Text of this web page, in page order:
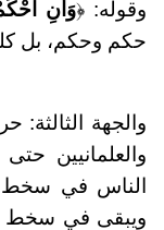
وقوله: ﴿وَأَنِ احْكُمْ
حكم وحكم، بل
والجهة الثالثة:
والعلمانيين
الناس في سخط
ويبقى في سخط